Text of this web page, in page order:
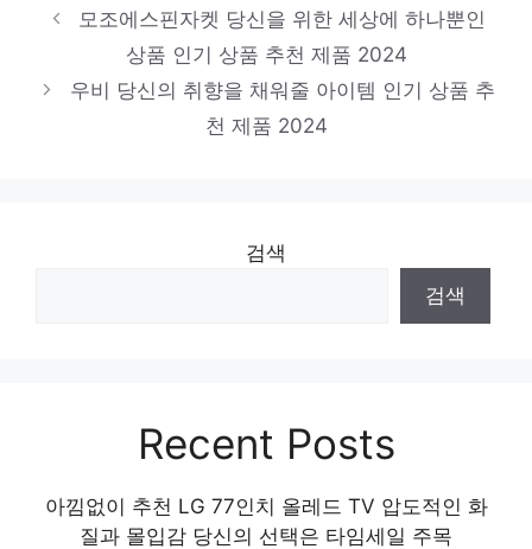
펀칭블라우스
하루만에 품절될 아이템! 인기 상품 추천 제
품 2024
모조에스핀자켓 당신을 위한 세상에 하나뿐인
상품 인기 상품 추천 제품 2024
우비 당신의 취향을 채워줄 아이템 인기 상품 추
천 제품 2024
검색
검색
Recent Posts
아낌없이 추천 LG 77인치 올레드 TV 압도적인 화
질과 몰입감 당신의 선택은 타임세일 주목